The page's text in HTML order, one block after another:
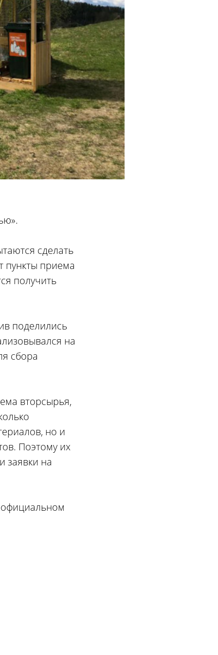
сделать
пункты приема
получить
поделились
на
сбора
вторсырья,
но и
Поэтому их
заявки на
официальном